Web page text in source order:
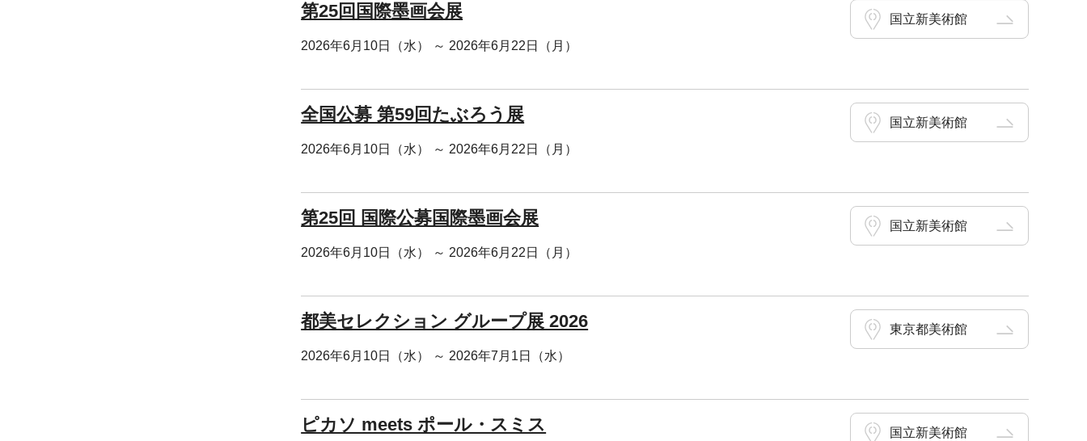
第25回国際墨画会展
2026年6月10日（水） ～ 2026年6月22日（月）
国立新美術館
全国公募 第59回たぶろう展
2026年6月10日（水） ～ 2026年6月22日（月）
国立新美術館
第25回 国際公募国際墨画会展
2026年6月10日（水） ～ 2026年6月22日（月）
国立新美術館
都美セレクション グループ展 2026
2026年6月10日（水） ～ 2026年7月1日（水）
東京都美術館
ピカソ meets ポール・スミス 国立新美術館